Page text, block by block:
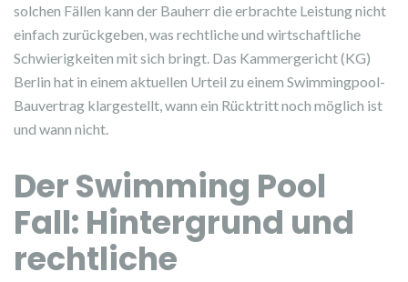
solchen Fällen kann der Bauherr die erbrachte Leistung nicht
einfach zurückgeben, was rechtliche und wirtschaftliche
Schwierigkeiten mit sich bringt. Das Kammergericht (KG)
Berlin hat in einem aktuellen Urteil zu einem Swimmingpool-
Bauvertrag klargestellt, wann ein Rücktritt noch möglich ist
und wann nicht.
Der Swimming Pool
Fall: Hintergrund und
rechtliche